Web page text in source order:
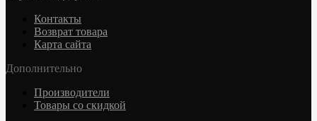
Контакты
Возврат товара
Карта сайта
Дополнительно
Производители
Товары со скидкой